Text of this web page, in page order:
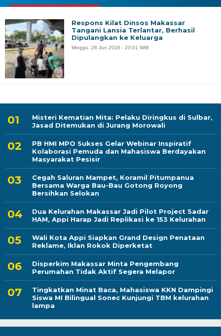
Misteri Kematian Mita: Pelaku Diringkus di Sulbar,
Jasad Ditemukan di Jurang Morowali
PB HMI MPO Sukses Gelar Webinar Inspiratif
Kolaborasi Pemuda dan Mahasiswa Berdayakan
Masyarakat Pesisir
Cegah Saluran Mampet, Koramil Pitumpanua
Bersama Warga Bau-Bau Gotong Royong
Bersihkan Selokan
Dua Kelurahan Makassar Jadi Pilot Project Sadar
HAM, Appi Harap Jadi Replikasi ke 153 Kelurahan
Wali Kota Appi Siapkan Grand Design Penataan
Reklame, Iklan Rokok Diperketat
Disperkim Makassar Minta Pengembang
Perumahan Tidak Aktif Segera Melapor
Tingkatkan Minat Baca, Mahasiswa KKN Dampingi
Siswa MI Bilingual Sonec Kunjungi TBM kelurahan
lampa
Respons Kilat Dinsos Makassar
Tangani Lansia Terlantar, Berhasil
Dipulangkan ke Keluarga
Minggu, 28 Jun 2026 - 20:01 WIB